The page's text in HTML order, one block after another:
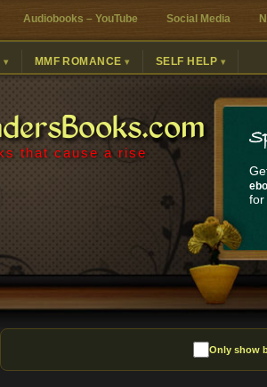
Audiobooks – YouTube Social Media
MMF ROMANCE SELF HELP
that cause a rise
for
Only show